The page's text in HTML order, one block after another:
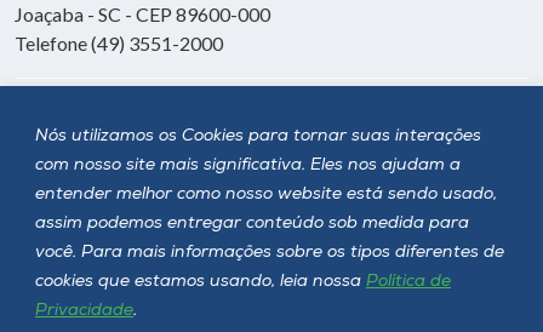
Nós utilizamos os Cookies para tornar suas interações
com nosso site mais significativa. Eles nos ajudam a
entender melhor como nosso website está sendo usado,
assim podemos entregar conteúdo sob medida para
você. Para mais informações sobre os tipos diferentes de
cookies que estamos usando, leia nossa Política de
Privacidade.
Joaçaba - SC - CEP 89600-000
Telefone (49) 3551-2000
Siga a Unoesc